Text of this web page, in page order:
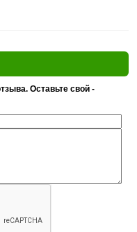
Оставьте свой -